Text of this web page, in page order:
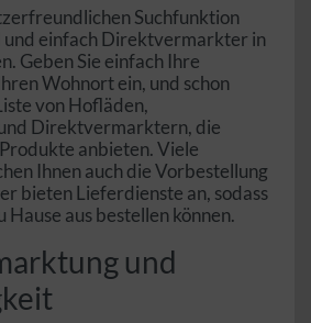
Suchfunktion
und einfach Direktvermarkter in
Geben Sie einfach Ihre
Wohnort ein, und schon
von Hofläden,
Direktvermarktern, die
anbieten. Viele
Ihnen auch die Vorbestellung
bieten Lieferdienste an, sodass
Hause aus bestellen können.
und